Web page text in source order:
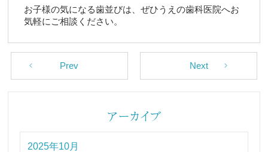
お子様の気になる歯並びは、ぜひうえの歯科医院へお
気軽にご相談ください。
Prev Next
2025年10月